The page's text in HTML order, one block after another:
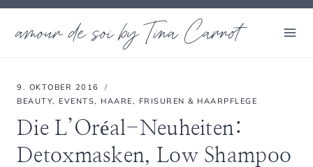
Zum
Inhaltamour de soi by Tina Carrot
9. OKTOBER 2016
BEAUTY, EVENTS, HAARE, FRISUREN & HAARPFLEGE
Die L’Oréal-Neuheiten:
Detoxmasken, Low Shampoo